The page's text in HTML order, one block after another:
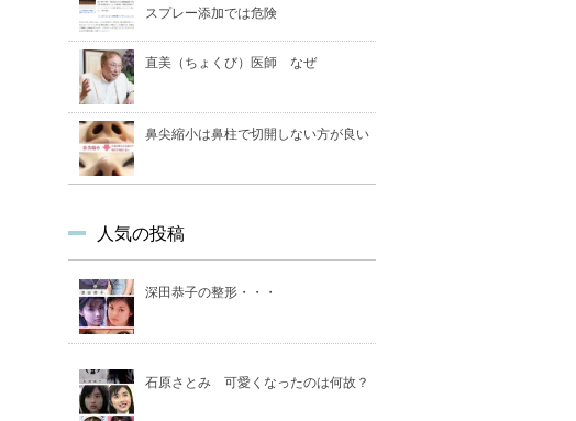
スプレー添加では危険
直美（ちょくび）医師 なぜ
鼻尖縮小は鼻柱で切開しない方が良い
人気の投稿
深田恭子の整形・・・
石原さとみ 可愛くなったのは何故？